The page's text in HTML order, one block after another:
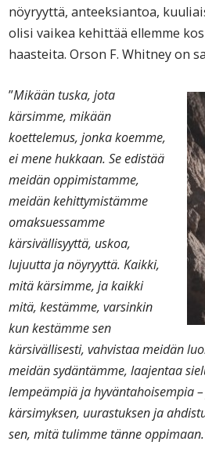
nöyryyttä, anteeksiantoa,
olisi vaikea kehittää ellemme
haasteita. Orson F. Whitney on
”Mikään tuska, jota
kärsimme, mikään
koettelemus, jonka koemme,
ei mene hukkaan. Se edistää
meidän oppimistamme,
meidän kehittymistämme
omaksuessamme
kärsivällisyyttä, uskoa,
lujuutta ja nöyryyttä. Kaikki,
mitä kärsimme, ja kaikki
mitä, kestämme, varsinkin
kun kestämme sen
kärsivällisesti, vahvistaa meidän
meidän sydäntämme, laajentaa
lempeämpiä ja hyväntahoisempia
kärsimyksen, uurastuksen ja
sen, mitä tulimme tänne